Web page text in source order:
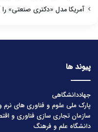
آمریکا مدل «دکتری صنعتی»
پیوند ها
جهاددانشگاهی
پارک ملی علوم و فناوری های نرم
سازمان تجاری سازی فناوری و
دانشگاه علم و فرهنگ